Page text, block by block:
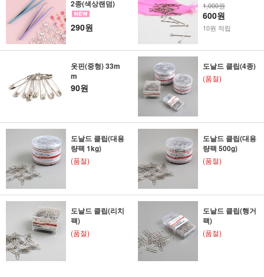
2종(색상랜덤)
290원
1,000원
600원
10원 적립
옷핀(중형) 33m
m
90원
도날드 클립(4종)
(품절)
도날드 클립(대용
량팩 1kg)
(품절)
도날드 클립(대용
량팩 500g)
(품절)
도날드 클립(리치
팩)
(품절)
도날드 클립(행거
팩)
(품절)